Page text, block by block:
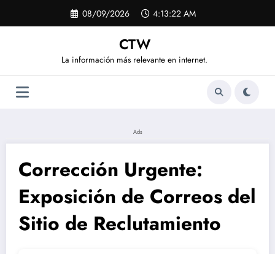
contenido
08/09/2026 4:13:22 AM
CTW
La información más relevante en internet.
Ads
Corrección Urgente:
Exposición de Correos del
Sitio de Reclutamiento